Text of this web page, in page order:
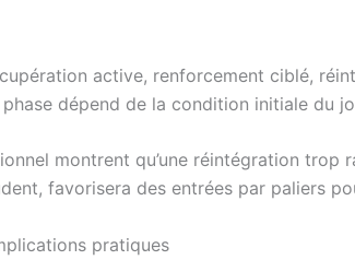
active, renforcement ciblé,
dépend de la condition initiale du
montrent qu’une réintégration trop
favorisera des entrées par paliers
pratiques